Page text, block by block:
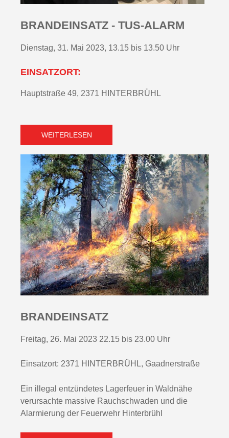
BRANDEINSATZ - TUS-ALARM
Dienstag, 31. Mai 2023, 13.15 bis 13.50 Uhr
EINSATZORT:
Hauptstraße 49, 2371 HINTERBRÜHL
WEITERLESEN
BRANDEINSATZ
Freitag, 26. Mai 2023 22.15 bis 23.00 Uhr
Einsatzort: 2371 HINTERBRÜHL, Gaadnerstraße
Ein illegal entzündetes Lagerfeuer in Waldnähe
verursachte massive Rauchschwaden und die
Alarmierung der Feuerwehr Hinterbrühl